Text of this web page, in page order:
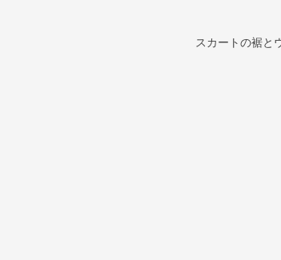
スカートの裾と